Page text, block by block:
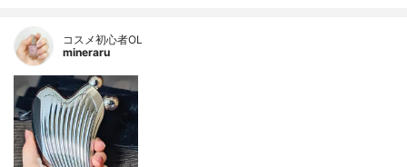
コスメ初心者OL
mineraru